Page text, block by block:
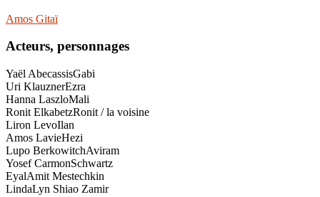
Amos Gitaï
Acteurs, personnages
Yaël AbecassisGabi
Uri KlauznerEzra
Hanna LaszloMali
Ronit ElkabetzRonit / la voisine
Liron LevoIlan
Amos LavieHezi
Lupo BerkowitchAviram
Yosef CarmonSchwartz
EyalAmit Mestechkin
LindaLyn Shiao Zamir